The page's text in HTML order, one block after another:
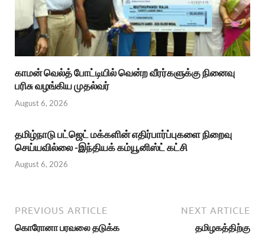
காமன் வெல்த் போட்டியில் வென்ற வீரர்களுக்கு நினைவு
பரிசு வழங்கிய முதல்வர்
August 6, 2026
தமிழ்நாடு பட்ஜெட் மக்களின் எதிர்பார்ப்புகளை நிறைவு
செய்யவில்லை -இந்தியக் கம்யூனிஸ்ட் கட்சி
August 6, 2026
PREVIOUS ARTICLE
கொரோனா பரவலை தடுக்க
NEXT ARTICLE
தமிழகத்திற்கு